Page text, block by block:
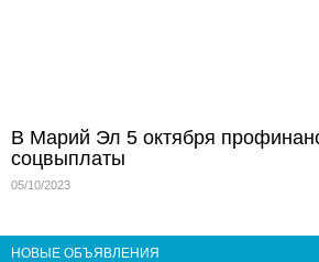
В Марий Эл 5 октября
соцвыплаты
05/10/2023
НОВЫЕ ОБЪЯВЛЕНИЯ